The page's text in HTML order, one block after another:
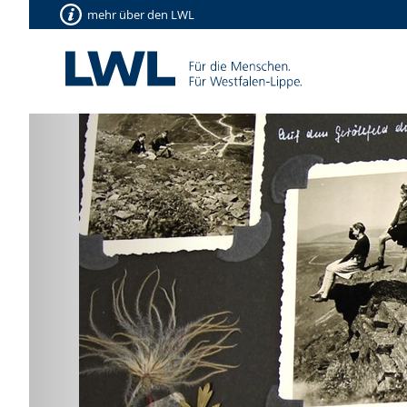
mehr über den LWL
Vorherige